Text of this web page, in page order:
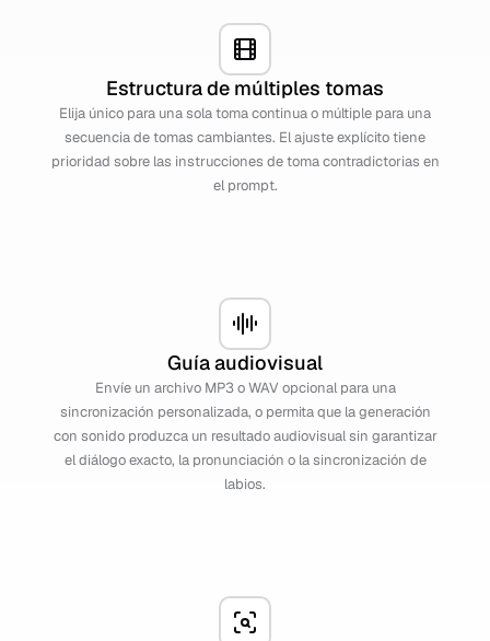
Estructura de múltiples tomas
Elija único para una sola toma continua o múltiple para una
secuencia de tomas cambiantes. El ajuste explícito tiene
prioridad sobre las instrucciones de toma contradictorias en
el prompt.
Guía audiovisual
Envíe un archivo MP3 o WAV opcional para una
sincronización personalizada, o permita que la generación
con sonido produzca un resultado audiovisual sin garantizar
el diálogo exacto, la pronunciación o la sincronización de
labios.